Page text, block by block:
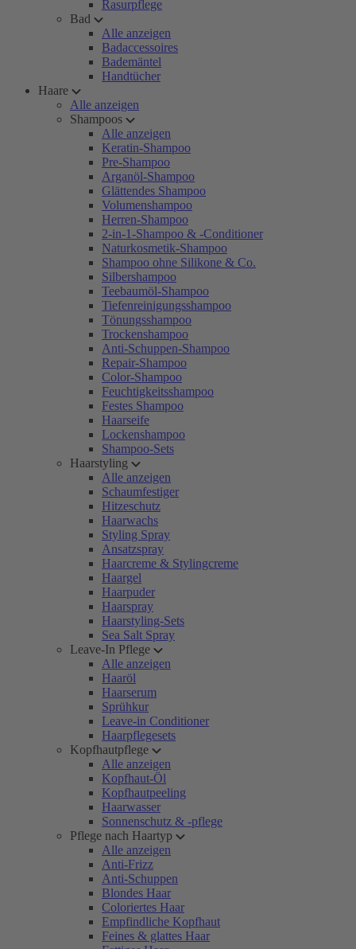
Rasurpflege
Bad
Alle anzeigen
Badaccessoires
Bademäntel
Handtücher
Haare
Alle anzeigen
Shampoos
Alle anzeigen
Keratin-Shampoo
Pre-Shampoo
Arganöl-Shampoo
Glättendes Shampoo
Volumenshampoo
Herren-Shampoo
2-in-1-Shampoo & -Conditioner
Naturkosmetik-Shampoo
Shampoo ohne Silikone & Co.
Silbershampoo
Teebaumöl-Shampoo
Tiefenreinigungsshampoo
Tönungsshampoo
Trockenshampoo
Anti-Schuppen-Shampoo
Repair-Shampoo
Color-Shampoo
Feuchtigkeitsshampoo
Festes Shampoo
Haarseife
Lockenshampoo
Shampoo-Sets
Haarstyling
Alle anzeigen
Schaumfestiger
Hitzeschutz
Haarwachs
Styling Spray
Ansatzspray
Haarcreme & Stylingcreme
Haargel
Haarpuder
Haarspray
Haarstyling-Sets
Sea Salt Spray
Leave-In Pflege
Alle anzeigen
Haaröl
Haarserum
Sprühkur
Leave-in Conditioner
Haarpflegesets
Kopfhautpflege
Alle anzeigen
Kopfhaut-Öl
Kopfhautpeeling
Haarwasser
Sonnenschutz & -pflege
Pflege nach Haartyp
Alle anzeigen
Anti-Frizz
Anti-Schuppen
Blondes Haar
Coloriertes Haar
Empfindliche Kopfhaut
Feines & glattes Haar